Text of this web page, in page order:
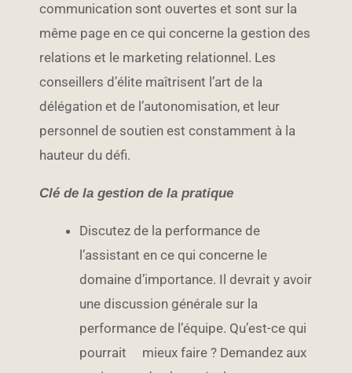
communication sont ouvertes et sont sur la
même page en ce qui concerne la gestion des
relations et le marketing relationnel. Les
conseillers d’élite maîtrisent l’art de la
délégation et de l’autonomisation, et leur
personnel de soutien est constamment à la
hauteur du défi.
Clé de la gestion de la pratique
Discutez de la performance de
l’assistant en ce qui concerne le
domaine d’importance. Il devrait y avoir
une discussion générale sur la
performance de l’équipe. Qu’est-ce qui
pourrait mieux faire ? Demandez aux